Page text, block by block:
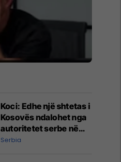
Koci: ​Edhe një shtetas i
Kosovës ndalohet nga
autoritetet serbe në
kufi me Hungarinë
Serbia